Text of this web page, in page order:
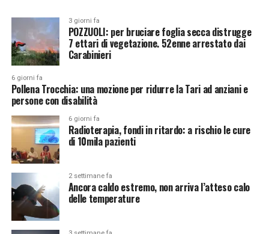
3 giorni fa
POZZUOLI: per bruciare foglia secca distrugge
7 ettari di vegetazione. 52enne arrestato dai
Carabinieri
6 giorni fa
Pollena Trocchia: una mozione per ridurre la Tari ad anziani e
persone con disabilità
6 giorni fa
Radioterapia, fondi in ritardo: a rischio le cure
di 10mila pazienti
2 settimane fa
Ancora caldo estremo, non arriva l’atteso calo
delle temperature